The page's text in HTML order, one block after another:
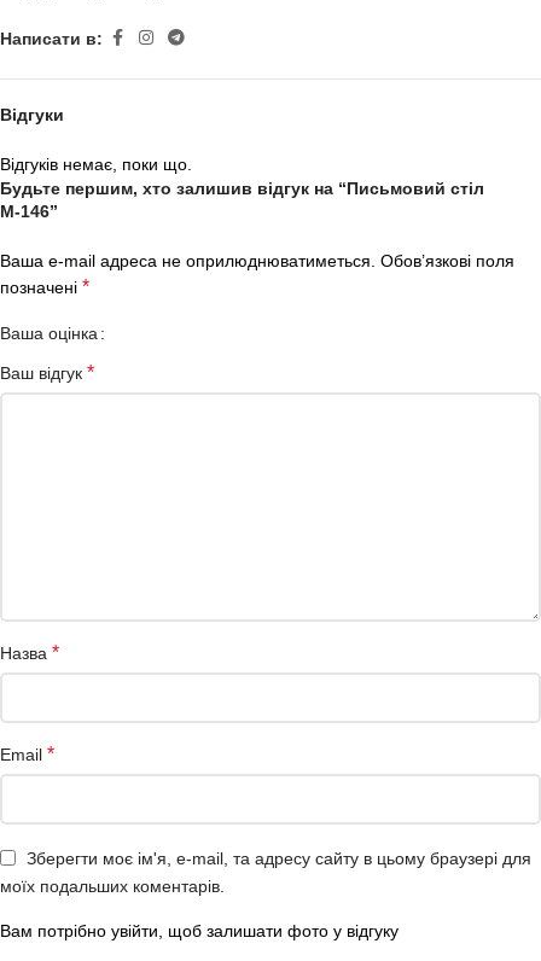
Написати в:
Відгуки
Відгуків немає, поки що.
Будьте першим, хто залишив відгук на “Письмовий стіл
М-146”
Ваша e-mail адреса не оприлюднюватиметься. Обов’язкові поля
позначені *
Ваша оцінка
Ваш відгук *
Назва *
Email *
Зберегти моє ім'я, e-mail, та адресу сайту в цьому браузері для
моїх подальших коментарів.
Вам потрібно увійти, щоб залишати фото у відгуку